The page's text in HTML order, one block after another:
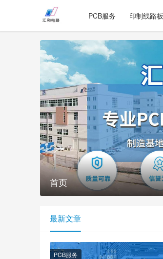
PCB服务 印制线路
首页
最新文章
PCB服务